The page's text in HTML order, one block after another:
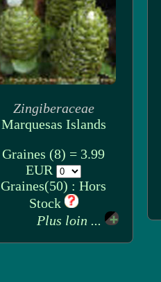
Zingiberaceae
Marquesas Islands
Graines (8) = 3.99
EUR
Graines(50) : Hors
Stock
Plus loin ...